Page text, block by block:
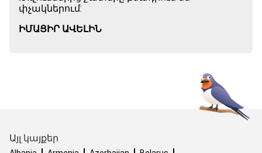
փչակներում:
ԻՄԱՑԻՐ ԱՎԵԼԻՆ
Այլ կայքեր